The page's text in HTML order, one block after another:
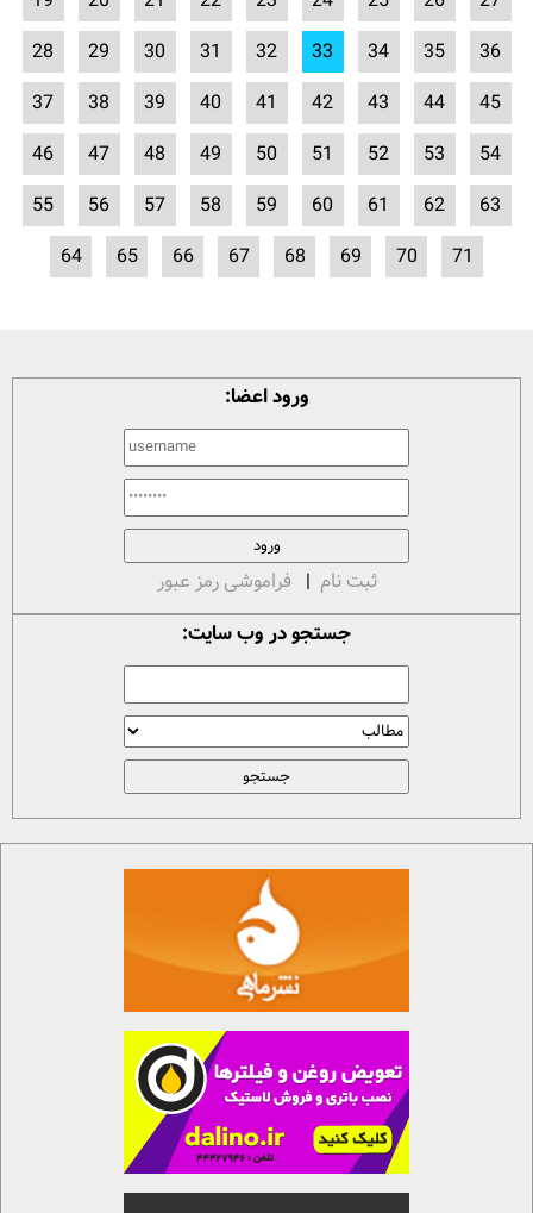
28
29 30 31 32 33 34 35
36
37
38 39 40 41 42 43 44
45
46
47 48 49 50 51 52 53
54
55
56 57 58 59 60 61 62
63
64
65 66 67 68 69 70 71
ورود اعضا:
ثبت نام | فراموشی رمز عبور
جستجو در وب سایت: